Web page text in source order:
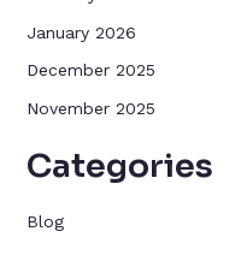
January 2026
December 2025
November 2025
Categories
Blog